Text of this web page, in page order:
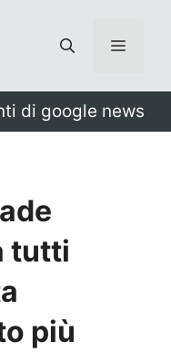
Menu
di google news
tutti
più